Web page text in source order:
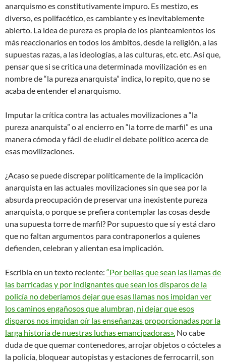
anarquismo es constitutivamente impuro. Es mestizo, es
diverso, es polifacético, es cambiante y es inevitablemente
abierto. La idea de pureza es propia de los planteamientos los
más reaccionarios en todos los ámbitos, desde la religión, a las
supuestas razas, a las ideologías, a las culturas, etc. etc. Así que,
pensar que si se critica una determinada movilización es en
nombre de “la pureza anarquista” indica, lo repito, que no se
acaba de entender el anarquismo.
Imputar la crítica contra las actuales movilizaciones a “la
pureza anarquista” o al encierro en “la torre de marfil” es una
manera cómoda y fácil de eludir el debate político acerca de
esas movilizaciones.
¿Acaso se puede discrepar políticamente de la implicación
anarquista en las actuales movilizaciones sin que sea por la
absurda preocupación de preservar una inexistente pureza
anarquista, o porque se prefiera contemplar las cosas desde
una supuesta torre de marfil? Por supuesto que sí y está claro
que no faltan argumentos para contraponerlos a quienes
defienden, celebran y alientan esa implicación.
Escribía en un texto reciente: “Por bellas que sean las llamas de
las barricadas y por indignantes que sean los disparos de la
policía no deberíamos dejar que esas llamas nos impidan ver
los caminos engañosos que alumbran, ni dejar que esos
disparos nos impidan oír las enseñanzas proporcionadas por la
larga historia de nuestras luchas emancipadoras». No cabe
duda de que quemar contenedores, arrojar objetos o cócteles a
la policía, bloquear autopistas y estaciones de ferrocarril, son